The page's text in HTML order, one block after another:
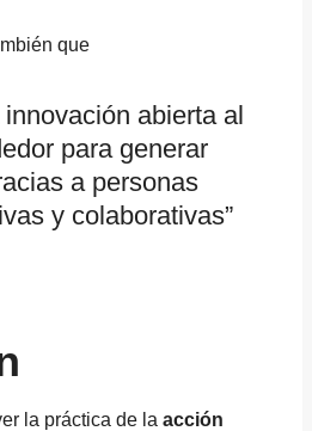
que
abierta al
para generar
a personas
y colaborativas”
la práctica de la acción